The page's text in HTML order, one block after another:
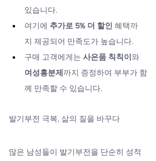
있습니다.
여기에 추가로 5% 더 할인 혜택까
지 제공되어 만족도가 높습니다.
구매 고객에게는 사은품 칙칙이 와
여성흥분제 까지 증정하여 부부가 함
께 만족할 수 있습니다.
발기부전 극복, 삶의 질을 바꾸다
많은 남성들이 발기부전을 단순히 성적